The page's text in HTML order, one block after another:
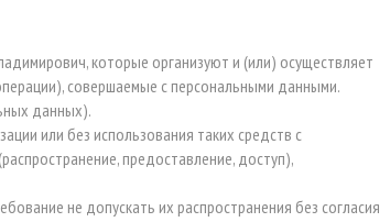
которые организуют и (или) осуществляет
совершаемые с персональными данными.
данных).
или без использования таких средств с
предоставление, доступ),
не допускать их распространения без согласия